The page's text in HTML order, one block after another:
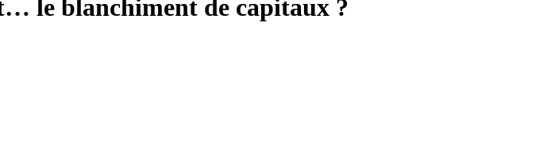
le blanchiment de capitaux ?